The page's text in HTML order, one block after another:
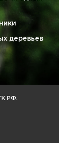
деревьев
РФ.